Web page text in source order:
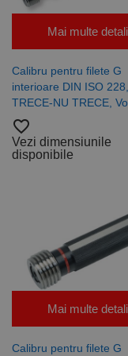
Mai multe
Calibru pentru filete G
interioare DIN ISO 228,
TRECE-NU TRECE,
favorite_border
Vezi dimensiunile
disponibile
Mai multe
Calibru pentru filete G